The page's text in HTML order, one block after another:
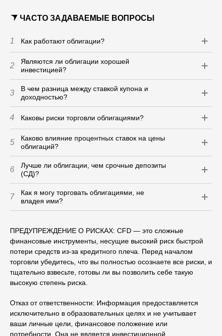
ЧАСТО ЗАДАВАЕМЫЕ ВОПРОСЫ
1 Как работают облигации?
2
Являются ли облигации хорошей
инвестицией?
3
В чем разница между ставкой купона и
доходностью?
4 Каковы риски торговли облигациями?
5
Каково влияние процентных ставок на цены
облигаций?
6
Лучше ли облигации, чем срочные депозиты
(СД)?
7
Как я могу торговать облигациями, не
владея ими?
ПРЕДУПРЕЖДЕНИЕ О РИСКАХ: CFD — это сложные
финансовые инструменты, несущие высокий риск быстрой
потери средств из-за кредитного плеча. Перед началом
торговли убедитесь, что вы полностью осознаете все риски, и
тщательно взвесьте, готовы ли вы позволить себе такую
высокую степень риска.
Отказ от ответственности: Информация предоставляется
исключительно в образовательных целях и не учитывает
ваши личные цели, финансовое положение или
потребности. Она не является инвестиционной